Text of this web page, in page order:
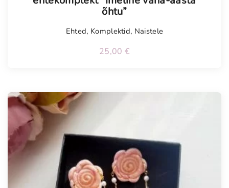
õhtu”
Ehted, Komplektid, Naistele
25,00 €